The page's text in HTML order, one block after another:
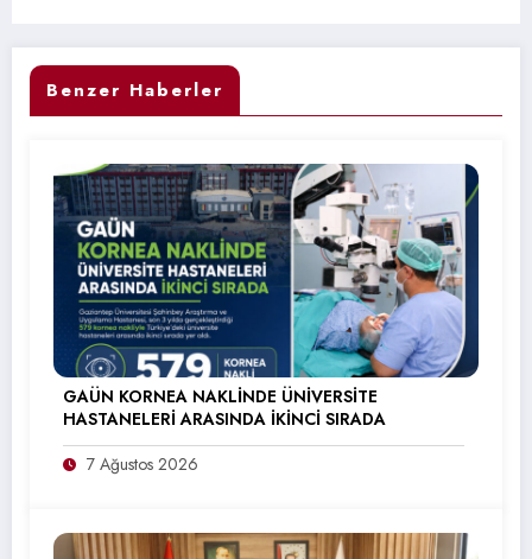
Benzer Haberler
GAÜN KORNEA NAKLİNDE ÜNİVERSİTE
HASTANELERİ ARASINDA İKİNCİ SIRADA
7 Ağustos 2026